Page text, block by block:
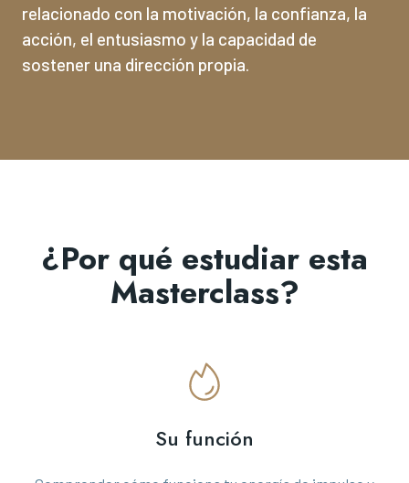
relacionado con la motivación, la confianza, la
acción, el entusiasmo y la capacidad de
sostener una dirección propia.
¿Por qué estudiar esta
Masterclass?
Su función